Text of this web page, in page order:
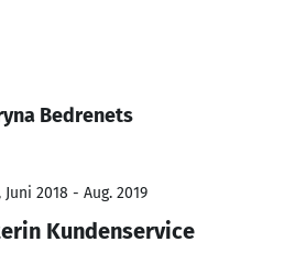
Bedrenets
2018 - Aug. 2019
Kundenservice